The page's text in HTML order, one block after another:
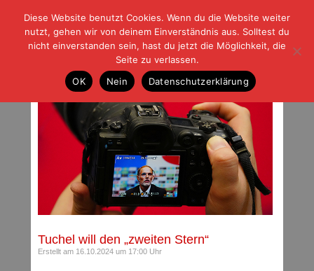
| | |BLOG-GFußball und der Rest
HOME|REGELN|IMPRESSUM |DATENSCHUTZ
Beiträge mit Schlagwort: England
Tuchel will den „zweiten Stern“
Erstellt am 16.10.2024 um 17:00 Uhr
Diese Website benutzt Cookies. Wenn du die Website weiter
nutzt, gehen wir von deinem Einverständnis aus. Solltest du
nicht einverstanden sein, hast du jetzt die Möglichkeit, die
Seite zu verlassen.
OK
Nein Datenschutzerklärung